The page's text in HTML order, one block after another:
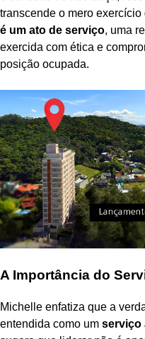
transcende o mero
é um ato de serviço, uma
exercida com ética e
posição ocupada.
A Importância do
Michelle enfatiza que a
entendida como um serviço